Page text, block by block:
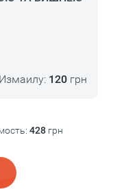
120 грн
428 грн